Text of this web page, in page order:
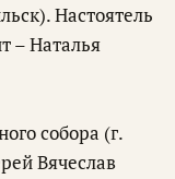
Настоятель
– Наталья
собора (г.
Вячеслав